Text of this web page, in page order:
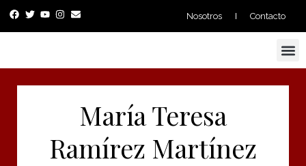
Nosotros Contacto
María Teresa
Ramírez Martínez